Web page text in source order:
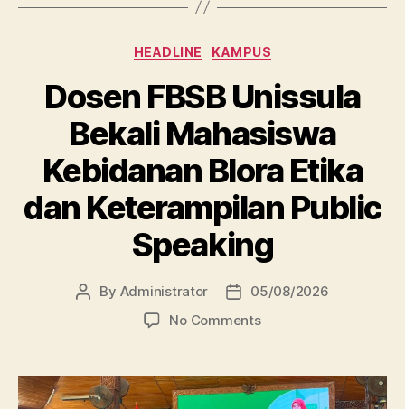
Categories
HEADLINE KAMPUS
Dosen FBSB Unissula
Bekali Mahasiswa
Kebidanan Blora Etika
dan Keterampilan Public
Speaking
Post
By Administrator
Post
date
05/08/2026
No Commentson
Unissula
Bekali